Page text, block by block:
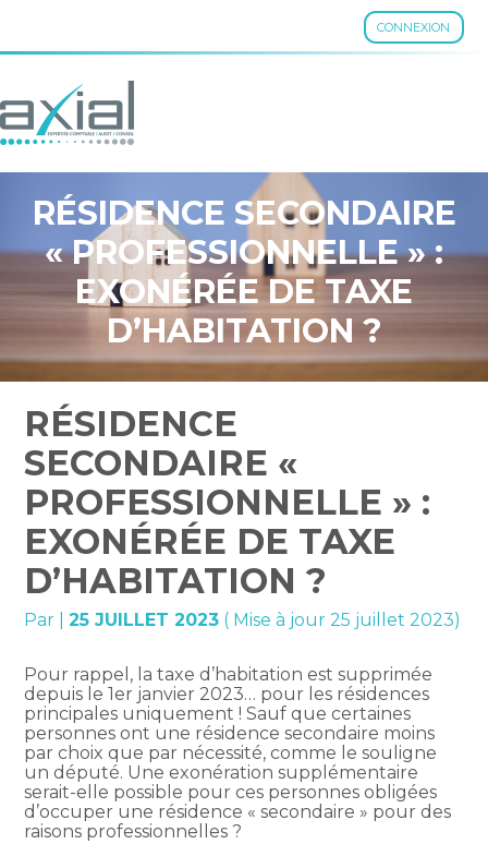
CONNEXION
Aller
au
RÉSIDENCE SECONDAIRE
« PROFESSIONNELLE » :
EXONÉRÉE DE TAXE
D’HABITATION ?
RÉSIDENCE
SECONDAIRE «
PROFESSIONNELLE » :
EXONÉRÉE DE TAXE
D’HABITATION ?
Par |25 JUILLET 2023 ( Mise à jour 25 juillet 2023)
Pour rappel, la taxe d’habitation est supprimée
depuis le 1er janvier 2023… pour les résidences
principales uniquement ! Sauf que certaines
personnes ont une résidence secondaire moins
par choix que par nécessité, comme le souligne
un député. Une exonération supplémentaire
serait-elle possible pour ces personnes obligées
d’occuper une résidence « secondaire » pour des
raisons professionnelles ?